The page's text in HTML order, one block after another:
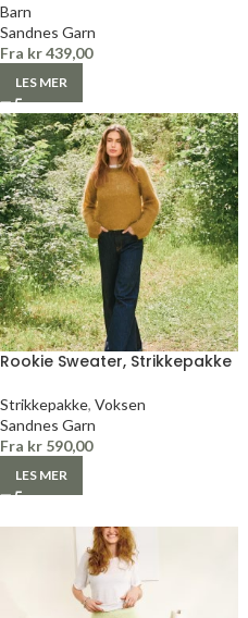
Barn
Sandnes Garn
Fra kr439,00
LES MER
Rookie Sweater, Strikkepakke
Strikkepakke, Voksen
Sandnes Garn
Fra kr 590,00
LES MER